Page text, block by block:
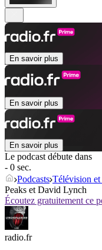
En savoir plus
En savoir plus
En savoir plus
Le podcast débute dans
- 0 sec.
Podcasts Télévision et
Peaks et David Lynch
Écoutez gratuitement ce
radio.fr